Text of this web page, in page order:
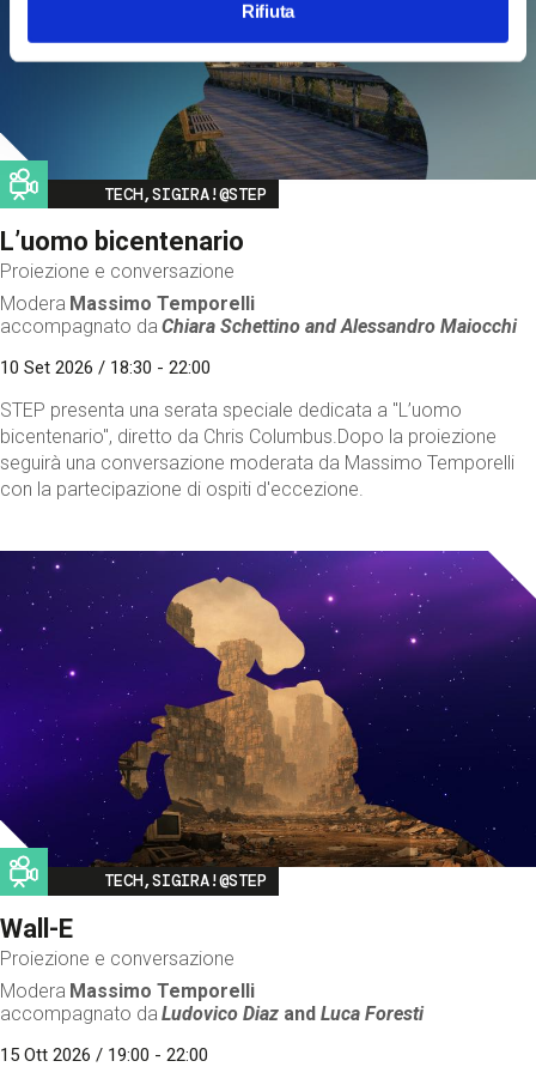
Rifiuta
Image
TECH,SIGIRA!@STEP
L’uomo bicentenario
Proiezione e conversazione
Modera Massimo Temporelli
accompagnato da Chiara Schettino andAlessandro Maiocchi
10 Set 2026 / 18:30 - 22:00
STEP presenta una serata speciale dedicata a "L’uomo
bicentenario", diretto da Chris Columbus.Dopo la proiezione
seguirà una conversazione moderata da Massimo Temporelli
con la partecipazione di ospiti d'eccezione.
Image
TECH,SIGIRA!@STEP
Wall-E
Proiezione e conversazione
Modera Massimo Temporelli
accompagnato da Ludovico Diaz andLuca Foresti
15 Ott 2026 / 19:00 - 22:00